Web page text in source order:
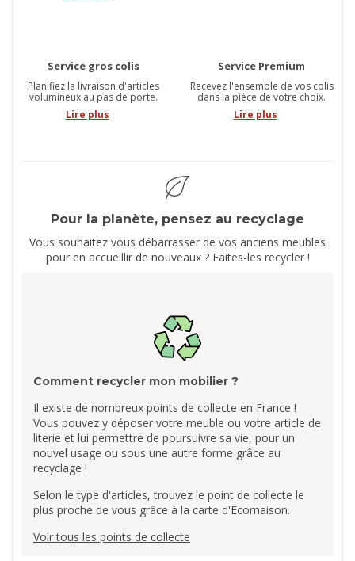
Service gros colis
Planifiez la livraison d'articles
volumineux au pas de porte.
Lire plus
Service Premium
Recevez l'ensemble de vos colis
dans la pièce de votre choix.
Lire plus
Pour la planète, pensez au recyclage
Vous souhaitez vous débarrasser de vos anciens meubles
pour en accueillir de nouveaux ? Faites-les recycler !
Comment recycler mon mobilier ?
Il existe de nombreux points de collecte en France !
Vous pouvez y déposer votre meuble ou votre article de
literie et lui permettre de poursuivre sa vie, pour un
nouvel usage ou sous une autre forme grâce au
recyclage !
Selon le type d'articles, trouvez le point de collecte le
plus proche de vous grâce à la carte d'Ecomaison.
Voir tous les points de collecte